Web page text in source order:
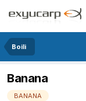
Boili
Banana
BANANA